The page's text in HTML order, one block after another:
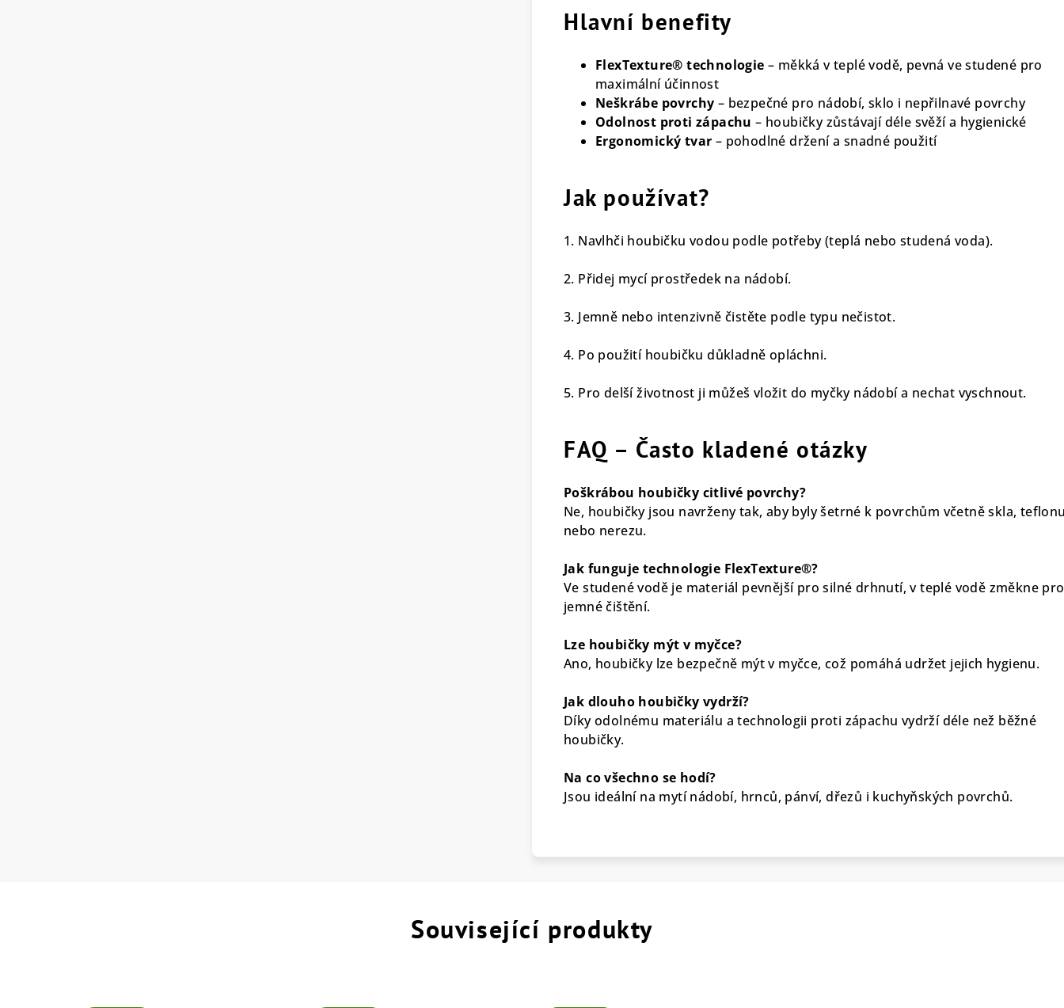
Hlavní benefity
FlexTexture® technologie – měkká v teplé vodě, pevná ve studené pro
maximální účinnost
Neškrábe povrchy – bezpečné pro nádobí, sklo i nepřilnavé povrchy
Odolnost proti zápachu – houbičky zůstávají déle svěží a hygienické
Ergonomický tvar – pohodlné držení a snadné použití
Jak používat?
1. Navlhči houbičku vodou podle potřeby (teplá nebo studená voda).
2. Přidej mycí prostředek na nádobí.
3. Jemně nebo intenzivně čistěte podle typu nečistot.
4. Po použití houbičku důkladně opláchni.
5. Pro delší životnost ji můžeš vložit do myčky nádobí a nechat vyschnout.
FAQ – Často kladené otázky
Poškrábou houbičky citlivé povrchy?
Ne, houbičky jsou navrženy tak, aby byly šetrné k povrchům včetně skla,
nebo nerezu.
Jak funguje technologie FlexTexture®?
Ve studené vodě je materiál pevnější pro silné drhnutí, v teplé vodě změkne pro
jemné čištění.
Lze houbičky mýt v myčce?
Ano, houbičky lze bezpečně mýt v myčce, což pomáhá udržet jejich hygienu.
Jak dlouho houbičky vydrží?
Díky odolnému materiálu a technologii proti zápachu vydrží déle než běžné
houbičky.
Na co všechno se hodí?
Jsou ideální na mytí nádobí, hrnců, pánví, dřezů i kuchyňských povrchů.
Související produkty